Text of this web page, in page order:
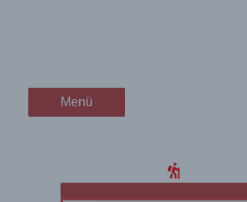
Menü
Menü